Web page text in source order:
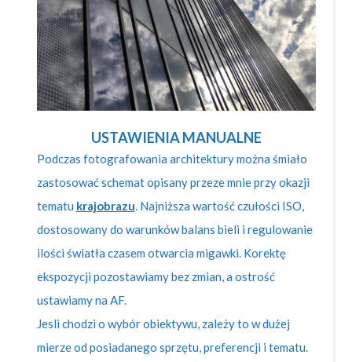
USTAWIENIA MANUALNE
Podczas fotografowania architektury można śmiało
zastosować schemat opisany przeze mnie przy okazji
tematu krajobrazu . Najniższa wartość czułości ISO,
dostosowany do warunków balans bieli i regulowanie
ilości światła czasem otwarcia migawki. Korektę
ekspozycji pozostawiamy bez zmian, a ostrość
ustawiamy na AF.
Jesli chodzi o wybór obiektywu, zależy to w dużej
mierze od posiadanego sprzętu, preferencji i tematu.